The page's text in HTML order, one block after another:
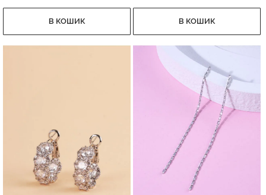
В КОШИК В КОШИК